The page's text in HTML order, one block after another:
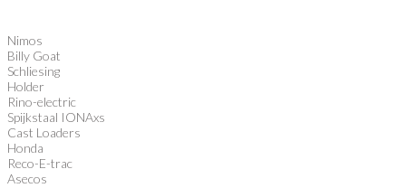
Nimos
Billy Goat
Schliesing
Holder
Rino-electric
Spijkstaal IONAxs
Cast Loaders
Honda
Reco-E-trac
Asecos